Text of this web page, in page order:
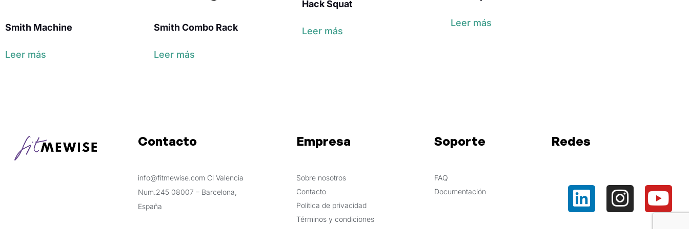
Smith Machine
Leer más
Smith Combo Rack
Leer más
Hack Squat
Leer más
Leer más
Contacto
info@fitmewise.com Cl Valencia
Num.245 08007 – Barcelona,
España
Empresa
Sobre nosotros
Contacto
Política de privacidad
Términos y condiciones
Soporte
FAQ
Documentación
Redes